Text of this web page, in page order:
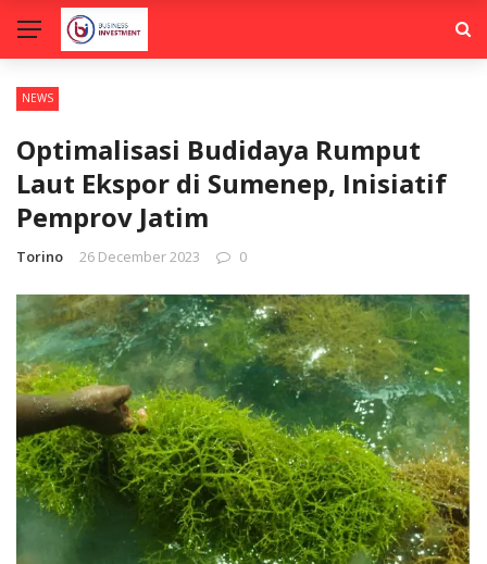
NEWS
Optimalisasi Budidaya Rumput
Laut Ekspor di Sumenep, Inisiatif
Pemprov Jatim
Torino 26 December 2023 0